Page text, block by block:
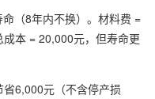
（8年内不换）。材料费 =
本 = 20,000元，但寿命更
6,000元（不含停产损